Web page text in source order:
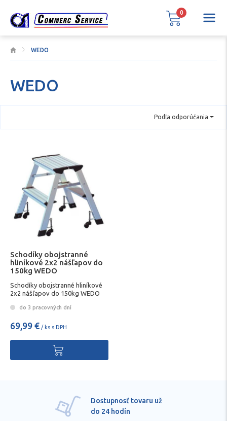
WEDO
WEDO
Podľa odporúčania
Schodíky obojstranné
hliníkové 2x2 nášľapov do
150kg WEDO
Schodíky obojstranné hliníkové
2x2 nášľapov do 150kg WEDO
do 3 pracovných dní
69,99 € / ks s DPH
Dostupnosť tovaru už
do 24 hodín
0